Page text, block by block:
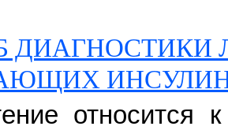
ДИАГНОСТИКИ
относится